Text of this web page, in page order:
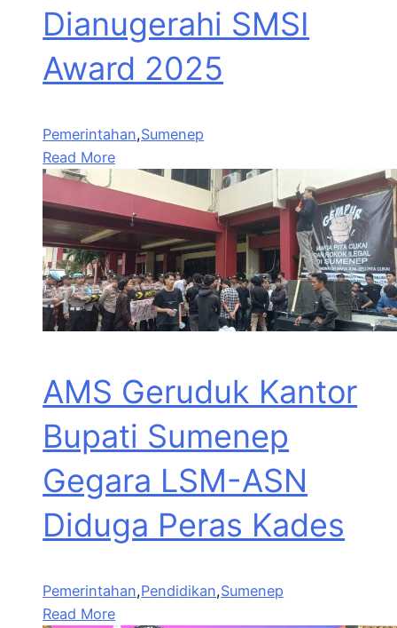
Dianugerahi SMSI
Award 2025
Pemerintahan,Sumenep
Read More
AMS Geruduk Kantor
Bupati Sumenep
Gegara LSM-ASN
Diduga Peras Kades
Pemerintahan,Pendidikan,Sumenep
Read More